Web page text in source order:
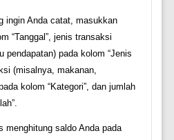
ingin Anda catat, masukkan
“Tanggal”, jenis transaksi
pendapatan) pada kolom “Jenis
(misalnya, makanan,
kolom “Kategori”, dan jumlah
menghitung saldo Anda pada